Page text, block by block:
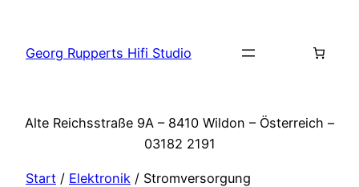
springen
Georg Rupperts Hifi Studio
Alte Reichsstraße 9A – 8410 Wildon – Österreich –
03182 2191
Start / Elektronik / Stromversorgung